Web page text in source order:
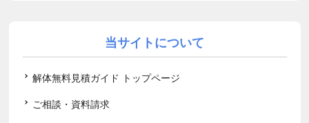
当サイトについて
解体無料見積ガイド トップページ
ご相談・資料請求